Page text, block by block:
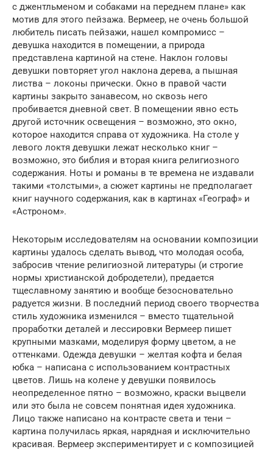
с джентльменом и собаками на переднем плане» как
мотив для этого пейзажа. Вермеер, не очень большой
любитель писать пейзажи, нашел компромисс –
девушка находится в помещении, а природа
представлена картиной на стене. Наклон головы
девушки повторяет угол наклона дерева, а пышная
листва – локоны прически. Окно в правой части
картины закрыто занавесом, но сквозь него
пробивается дневной свет. В помещении явно есть
другой источник освещения – возможно, это окно,
которое находится справа от художника. На столе у
левого локтя девушки лежат несколько книг –
возможно, это библия и вторая книга религиозного
содержания. Ноты и романы в те времена не издавали
такими «толстыми», а сюжет картины не предполагает
книг научного содержания, как в картинах «Географ» и
«Астроном».
Некоторым исследователям на основании композиции
картины удалось сделать вывод, что молодая особа,
забросив чтение религиозной литературы (и строгие
нормы христианской добродетели), предается
тщеславному занятию и вообще безосновательно
радуется жизни. В последний период своего творчества
стиль художника изменился – вместо тщательной
проработки деталей и лессировки Вермеер пишет
крупными мазками, моделируя форму цветом, а не
оттенками. Одежда девушки – желтая кофта и белая
юбка – написана с использованием контрастных
цветов. Лишь на колене у девушки появилось
неопределенное пятно – возможно, краски выцвели
или это была не совсем понятная идея художника.
Лицо также написано на контрасте света и тени –
картина получилась яркая, нарядная и исключительно
красивая. Вермеер экспериментирует и с композицией